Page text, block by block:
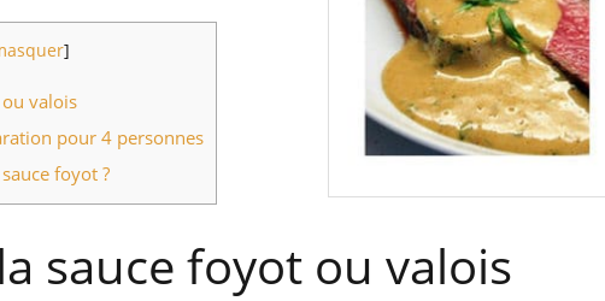
]
valois
pour 4 personnes
foyot ?
sauce foyot ou valois